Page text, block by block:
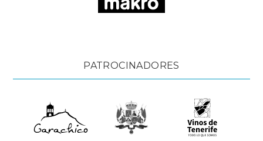
PATROCINADORES